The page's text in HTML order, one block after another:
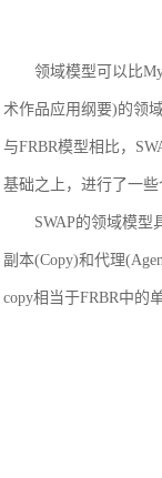
领域模型可以比
术作品应用纲要)的领
与FRBR模型相比，
基础之上，进行了一
SWAP的领域模型
副本(Copy)和代理
copy相当于FRBR中的